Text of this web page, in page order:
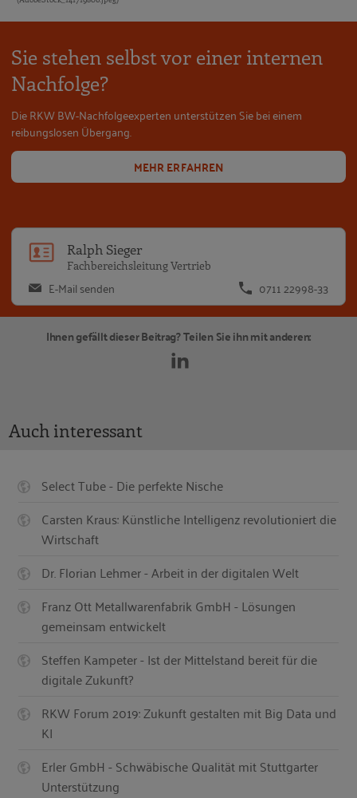
Sie stehen selbst vor einer internen
Nachfolge?
Die RKW BW-Nachfolgeexperten unterstützen Sie bei einem
reibungslosen Übergang.
MEHR ERFAHREN
Ralph Sieger
Fachbereichsleitung Vertrieb
E-Mail senden 0711 22998-33
Ihnen gefällt dieser Beitrag? Teilen Sie ihn mit anderen:
Auch interessant
Select Tube - Die perfekte Nische
Carsten Kraus: Künstliche Intelligenz revolutioniert die
Wirtschaft
Dr. Florian Lehmer - Arbeit in der digitalen Welt
Franz Ott Metallwarenfabrik GmbH - Lösungen
gemeinsam entwickelt
Steffen Kampeter - Ist der Mittelstand bereit für die
digitale Zukunft?
RKW Forum 2019: Zukunft gestalten mit Big Data und
KI
Erler GmbH - Schwäbische Qualität mit Stuttgarter
Unterstützung